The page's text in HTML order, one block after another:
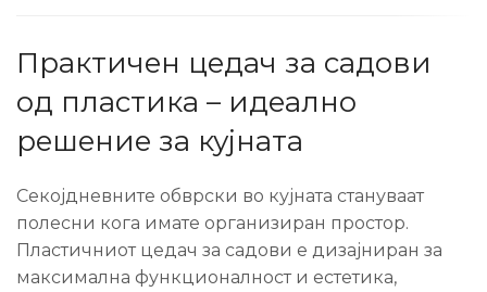
Практичен цедач за садови
од пластика – идеално
решение за кујната
Секојдневните обврски во кујната стануваат
полесни кога имате организиран простор.
Пластичниот цедач за садови е дизајниран за
максимална функционалност и естетика,